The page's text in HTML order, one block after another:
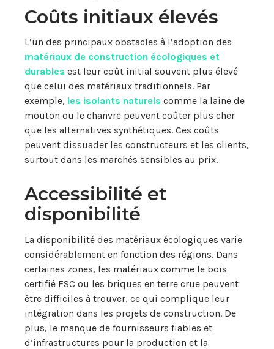
Coûts initiaux élevés
L’un des principaux obstacles à l’adoption des
matériaux de construction écologiques et
durables est leur coût initial souvent plus élevé
que celui des matériaux traditionnels. Par
exemple, les isolants naturels comme la laine de
mouton ou le chanvre peuvent coûter plus cher
que les alternatives synthétiques. Ces coûts
peuvent dissuader les constructeurs et les clients,
surtout dans les marchés sensibles au prix.
Accessibilité et
disponibilité
La disponibilité des matériaux écologiques varie
considérablement en fonction des régions. Dans
certaines zones, les matériaux comme le bois
certifié FSC ou les briques en terre crue peuvent
être difficiles à trouver, ce qui complique leur
intégration dans les projets de construction. De
plus, le manque de fournisseurs fiables et
d’infrastructures pour la production et la